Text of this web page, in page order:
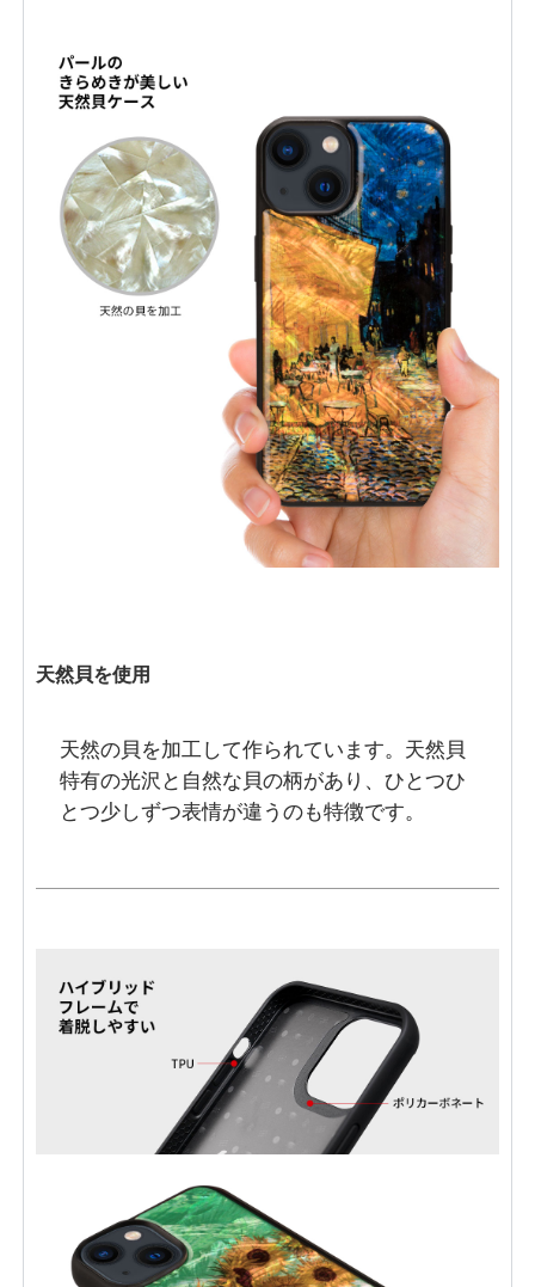
天然貝を使用
天然の貝を加工して作られています。天然貝
特有の光沢と自然な貝の柄があり、ひとつひ
とつ少しずつ表情が違うのも特徴です。